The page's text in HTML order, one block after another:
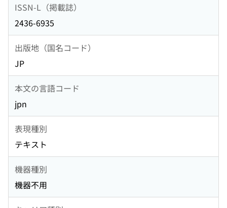
ISSN-L（掲載誌）
2436-6935
出版地（国名コード）
JP
本文の言語コード
jpn
表現種別
テキスト
機器種別
機器不用